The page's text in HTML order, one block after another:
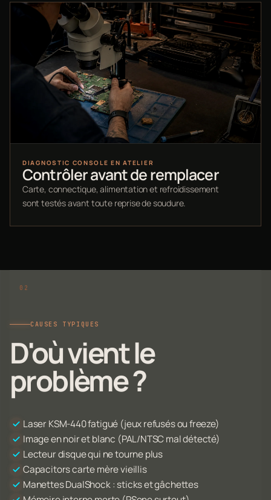
DIAGNOSTIC CONSOLE EN ATELIER
Contrôler avant de remplacer
Carte, connectique, alimentation et refroidissement
sont testés avant toute reprise de soudure.
CAUSES TYPIQUES
D'où vient le
problème ?
Laser KSM-440 fatigué (jeux refusés ou freeze)
Image en noir et blanc (PAL/NTSC mal détecté)
Lecteur disque qui ne tourne plus
Capacitors carte mère vieillis
Manettes DualShock : sticks et gâchettes